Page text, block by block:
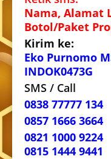
Nama, Alamat
Botol/Paket
Kirim ke:
Eko Purnomo
INDOK0473G
SMS / Call
0838 77777 134
0857 1666 3664
0821 1000 9224
0815 1444 9441